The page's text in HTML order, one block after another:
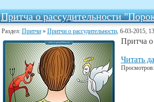
Притча о рассудительности
Раздел: Притчи» Притчи о рассудительности, 6-03-2015,
Притча о
Читать